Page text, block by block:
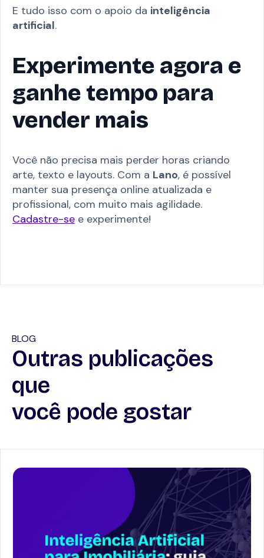
E tudo isso com o apoio da inteligência
artificial.
Experimente agora e
ganhe tempo para
vender mais
Você não precisa mais perder horas criando
arte, texto e layouts. Com a Lano, é possível
manter sua presença online atualizada e
profissional, com muito mais agilidade.
Cadastre-se e experimente!
BLOG
Outras publicações
que
você pode gostar